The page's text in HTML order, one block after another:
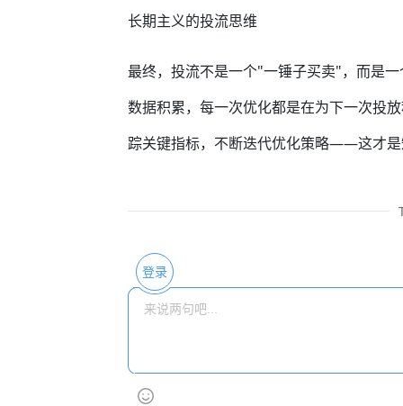
长期主义的投流思维
最终，投流不是一个"一锤子买卖"，而是
数据积累，每一次优化都是在为下一次投
踪关键指标，不断迭代优化策略——这才
登录